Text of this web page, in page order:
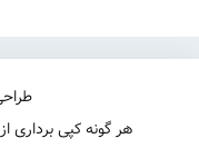
هر گونه کپی برداری